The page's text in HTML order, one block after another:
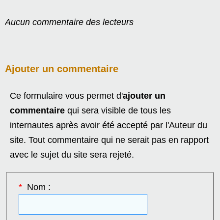
Aucun commentaire des lecteurs
Ajouter un commentaire
Ce formulaire vous permet d'ajouter un
commentaire qui sera visible de tous les
internautes après avoir été accepté par l'Auteur du
site. Tout commentaire qui ne serait pas en rapport
avec le sujet du site sera rejeté.
*Nom :